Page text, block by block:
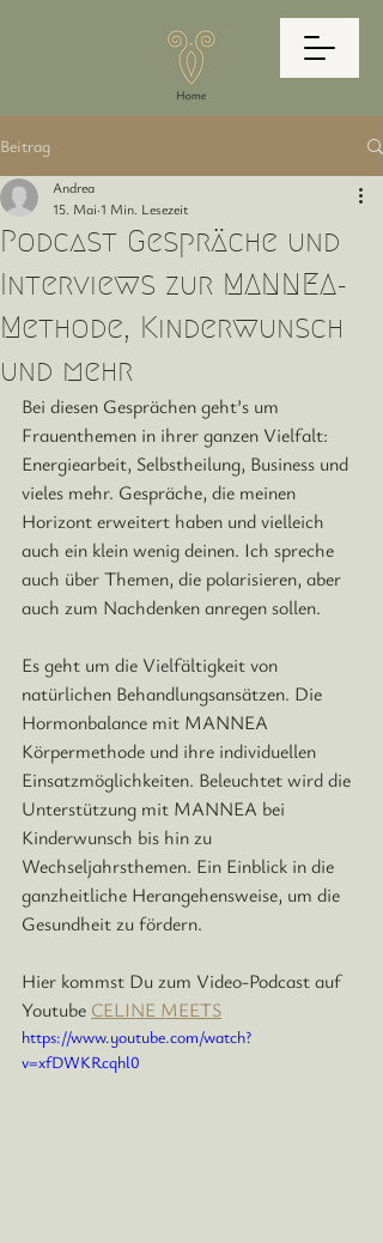
Beitrag
Podcast Gespräche und
Interviews zur MANNEA-
Methode, Kinderwunsch
und mehr
Andrea
15. Mai 1 Min. Lesezeit
Bei diesen Gesprächen geht’s um
Frauenthemen in ihrer ganzen Vielfalt:
Energiearbeit, Selbstheilung, Business und
vieles mehr. Gespräche, die meinen
Horizont erweitert haben und vielleich
auch ein klein wenig deinen. Ich spreche
auch über Themen, die polarisieren, aber
auch zum Nachdenken anregen sollen.
Es geht um die Vielfältigkeit von
natürlichen Behandlungsansätzen. Die
Hormonbalance mit MANNEA
Körpermethode und ihre individuellen
Einsatzmöglichkeiten. Beleuchtet wird die
Unterstützung mit MANNEA bei
Kinderwunsch bis hin zu
Wechseljahrsthemen. Ein Einblick in die
ganzheitliche Herangehensweise, um die
Gesundheit zu fördern.
Hier kommst Du zum Video-Podcast auf
Youtube CELINE MEETS
https://www.youtube.com/watch?
v=xfDWKRcqhl0